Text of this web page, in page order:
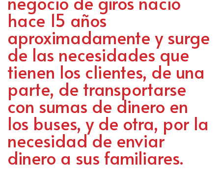
hace 15 años
aproximadamente y surge
de las necesidades que
tienen los clientes, de una
parte, de transportarse
con sumas de dinero en
los buses, y de otra, por la
necesidad de enviar
dinero a sus familiares.